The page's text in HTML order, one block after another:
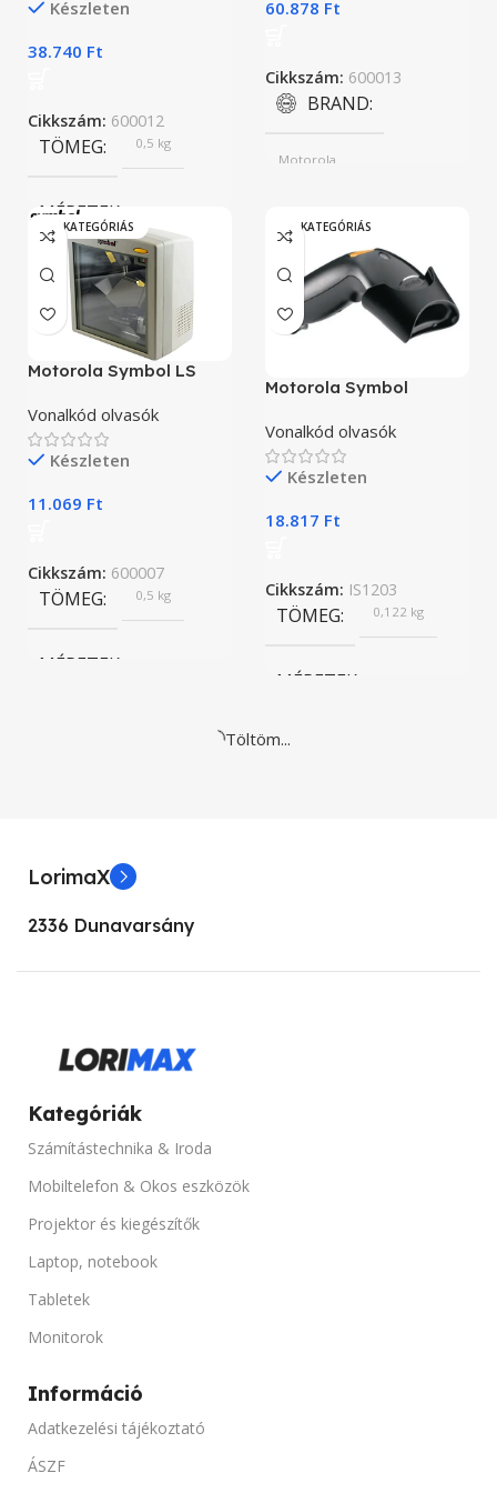
TARTO
PORTOK
SZINEK
Készleten
38.740 Ft
Cikkszám: 600012
TÖMEG 0,5 kg
MÉRETEK
20,3 × 8,6 × 13,7 cm
BRAND
TERMÉK ÁLLAPOT
„A” kategóriás
SZINEK
1D, 2D
60.878 Ft
Cikkszám: 600013
BRAND
Motorola
TERMÉK ÁLLAPOT
„A” kategóriás
PORTOK
Bluetooth, USB
TÍPUS
„A” KATEGÓRIÁS
Motorola Symbol LS
Vonalkód olvasók
Készleten
11.069 Ft
Cikkszám: 600007
TÖMEG 0,5 kg
MÉRETEK
TERMÉK ÁLLAPOT
„A” KATEGÓRIÁS
Motorola Symbol
Vonalkód olvasók
Készleten
18.817 Ft
Cikkszám: IS1203
TÖMEG 0,122 kg
MÉRETEK
18 × 6 × 6 cm
„A” kategóriás
Töltöm...
LorimaX
2336 Dunavarsány
Kategóriák
Számítástechnika & Iroda
Mobiltelefon & Okos eszközök
Projektor és kiegészítők
Laptop, notebook
Tabletek
Monitorok
Információ
Adatkezelési tájékoztató
ÁSZF